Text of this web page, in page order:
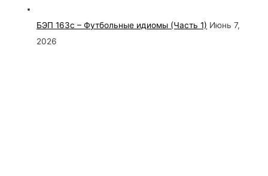
БЭП 163с – Футбольные идиомы (Часть 1) Июнь 7,
2026